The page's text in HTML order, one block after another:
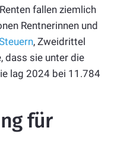
fallen ziemlich
Rentnerinnen und
, Zweidrittel
dass sie unter die
lag 2024 bei 11.784
für